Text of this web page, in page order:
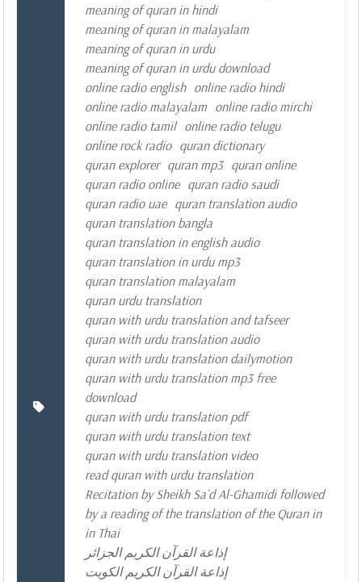
meaning of quran in hindi
meaning of quran in malayalam
meaning of quran in urdu
meaning of quran in urdu download
online radio english online radio hindi
online radio malayalam online radio mirchi
online radio tamil online radio telugu
online rock radio quran dictionary
quran explorer quran mp3 quran online
quran radio online quran radio saudi
quran radio uae quran translation audio
quran translation bangla
quran translation in english audio
quran translation in urdu mp3
quran translation malayalam
quran urdu translation
quran with urdu translation and tafseer
quran with urdu translation audio
quran with urdu translation dailymotion
quran with urdu translation mp3 free
download
quran with urdu translation pdf
quran with urdu translation text
quran with urdu translation video
read quran with urdu translation
Recitation by Sheikh Sa`d Al-Ghamidi followed
by a reading of the translation of the Quran in
in Thai
إذاعة القرآن الكريم الجزائر
إذاعة القرآن الكريم الكويت